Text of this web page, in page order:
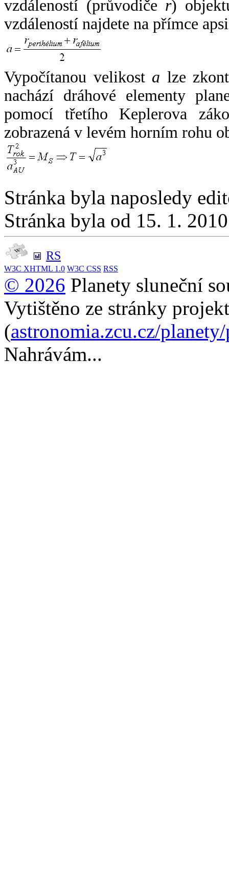
vzdáleností (průvodiče r)
vzdáleností najdete na přímce
Vypočítanou velikost a lze
nachází dráhové elementy
pomocí třetího Keplerova
zobrazená v levém horním rohu
Stránka byla naposledy
Stránka byla od 15. 1.
RS
W3C XHTML 1.0 W3C CSS RSS
© 2026 Planety sluneční
Vytištěno ze stránky
(astronomia.zcu.cz/
Nahrávám...